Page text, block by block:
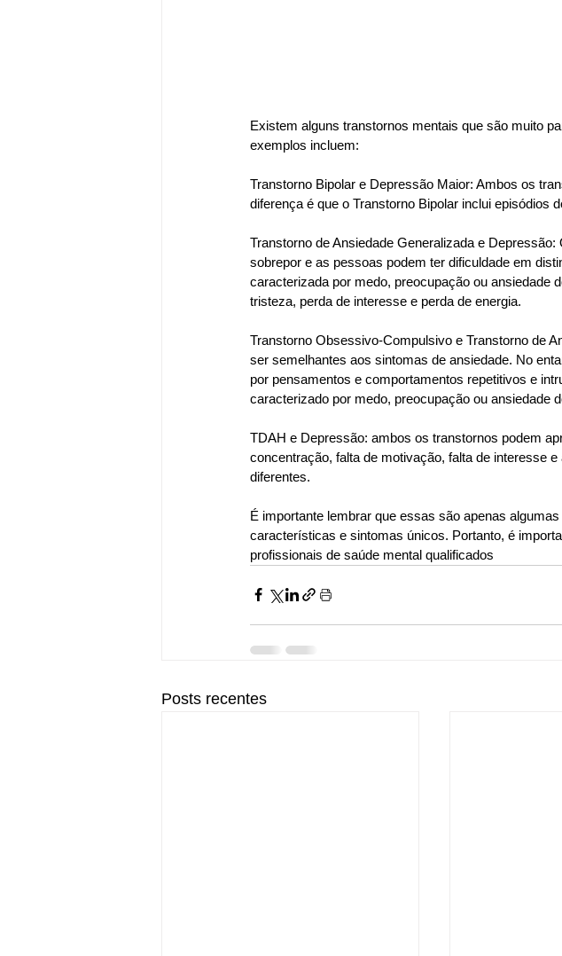
Existem alguns transtornos mentais que são muito
exemplos incluem:
Transtorno Bipolar e Depressão Maior: Ambos os
diferença é que o Transtorno Bipolar inclui episódios
Transtorno de Ansiedade Generalizada e
sobrepor e as pessoas podem ter dificuldade em
caracterizada por medo, preocupação ou ansiedade
tristeza, perda de interesse e perda de energia.
Transtorno Obsessivo-Compulsivo e Transtorno de
ser semelhantes aos sintomas de ansiedade. No
por pensamentos e comportamentos repetitivos e
caracterizado por medo, preocupação ou ansiedade
TDAH e Depressão: ambos os transtornos podem
concentração, falta de motivação, falta de interesse
diferentes.
É importante lembrar que essas são apenas
características e sintomas únicos. Portanto, é
profissionais de saúde mental qualificados
Posts recentes